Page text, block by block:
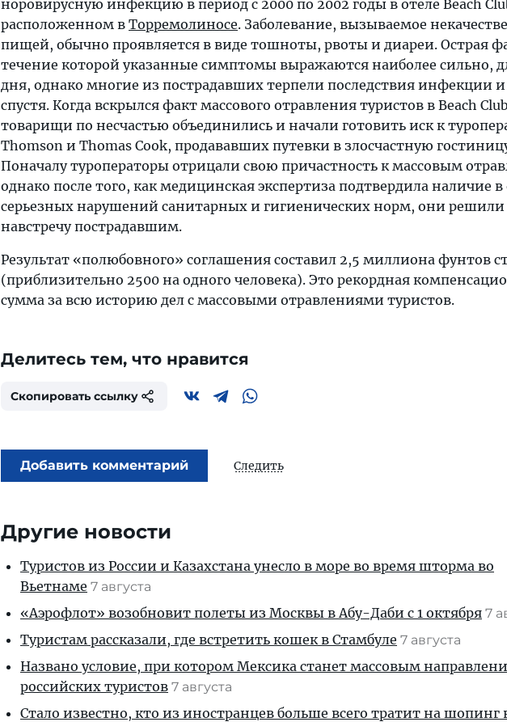
норовирусную инфекцию в период с 2000 по 2002 годы в отеле Beach
расположенном в Торремолиносе. Заболевание, вызываемое
пищей, обычно проявляется в виде тошноты, рвоты и диареи. Острая
течение которой указанные симптомы выражаются наиболее сильно,
дня, однако многие из пострадавших терпели последствия инфекции
спустя. Когда вскрылся факт массового отравления туристов в Beach
товарищи по несчастью объединились и начали готовить иск к
Thomson и Thomas Cook, продававших путевки в злосчастную
Поначалу туроператоры отрицали свою причастность к массовым
однако после того, как медицинская экспертиза подтвердила наличие в
серьезных нарушений санитарных и гигиенических норм, они
навстречу пострадавшим.
Результат «полюбовного» соглашения составил 2,5 миллиона фунтов
(приблизительно 2500 на одного человека). Это рекордная
сумма за всю историю дел с массовыми отравлениями туристов.
Делитесь тем, что нравится
Скопировать ссылку
Добавить комментарий Следить
Другие новости
Туристов из России и Казахстана унесло в море во время шторма во
Вьетнаме 7 августа
«Аэрофлот» возобновит полеты из Москвы в Абу-Даби с 1 октября 7
Туристам рассказали, где встретить кошек в Стамбуле 7 августа
Названо условие, при котором Мексика станет массовым
российских туристов 7 августа
Стало известно, кто из иностранцев больше всего тратит на шопинг